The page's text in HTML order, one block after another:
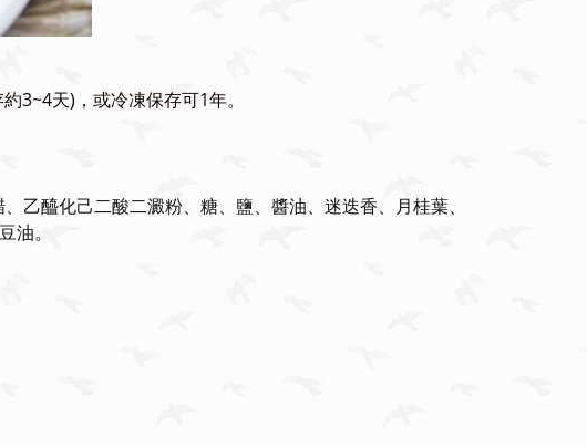
3~4天)，或冷凍保存可1年。
乙醯化己二酸二澱粉、糖、鹽、醬油、迷迭香、月桂葉、
油。